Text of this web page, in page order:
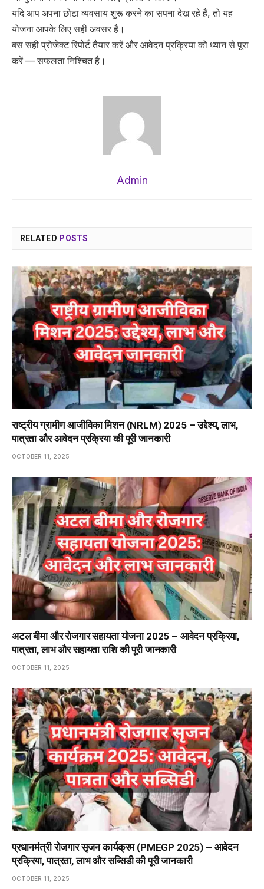
यदि आप अपना छोटा व्यवसाय शुरू करने का सपना देख रहे हैं, तो यह
योजना आपके लिए सही अवसर है।
बस सही प्रोजेक्ट रिपोर्ट तैयार करें और आवेदन प्रक्रिया को ध्यान से पूरा
करें — सफलता निश्चित है।
Admin
RELATED POSTS
राष्ट्रीय ग्रामीण आजीविका मिशन (NRLM) 2025 – उद्देश्य, लाभ,
पात्रता और आवेदन प्रक्रिया की पूरी जानकारी
OCTOBER 11, 2025
अटल बीमा और रोजगार सहायता योजना 2025 – आवेदन प्रक्रिया,
पात्रता, लाभ और सहायता राशि की पूरी जानकारी
OCTOBER 11, 2025
प्रधानमंत्री रोजगार सृजन कार्यक्रम (PMEGP 2025) – आवेदन
प्रक्रिया, पात्रता, लाभ और सब्सिडी की पूरी जानकारी
OCTOBER 11, 2025